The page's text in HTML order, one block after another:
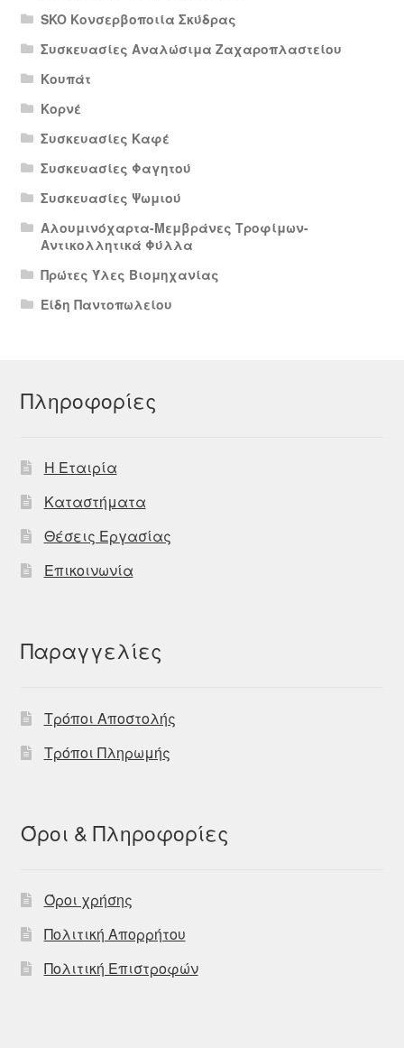
SKO Κονσερβοποιία Σκύδρας
Συσκευασίες Αναλώσιμα Ζαχαροπλαστείου
Κουπάτ
Κορνέ
Συσκευασίες Καφέ
Συσκευασίες Φαγητού
Συσκευασίες Ψωμιού
Αλουμινόχαρτα-Μεμβράνες Τροφίμων-
Αντικολλητικά Φύλλα
Πρώτες Ύλες Βιομηχανίας
Είδη Παντοπωλείου
Πληροφορίες
Η Εταιρία
Καταστήματα
Θέσεις Εργασίας
Επικοινωνία
Παραγγελίες
Τρόποι Αποστολής
Τρόποι Πληρωμής
Όροι & Πληροφορίες
Όροι χρήσης
Πολιτική Απορρήτου
Πολιτική Επιστροφών